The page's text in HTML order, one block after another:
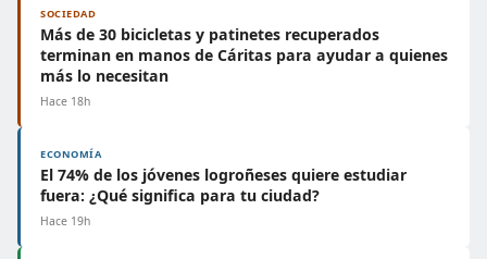
SOCIEDAD
Más de 30 bicicletas y patinetes recuperados
terminan en manos de Cáritas para ayudar a quienes
más lo necesitan
Hace 18h
ECONOMÍA
El 74% de los jóvenes logroñeses quiere estudiar
fuera: ¿Qué significa para tu ciudad?
Hace 19h